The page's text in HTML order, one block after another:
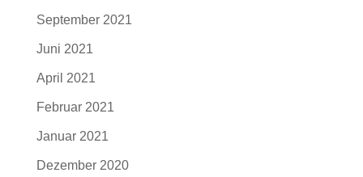
September 2021
Juni 2021
April 2021
Februar 2021
Januar 2021
Dezember 2020